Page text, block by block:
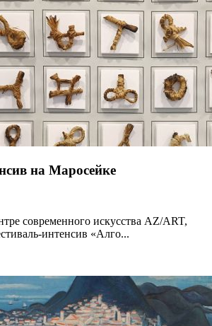
на Маросейке
современного искусства AZ/ART,
интенсив «Алго...